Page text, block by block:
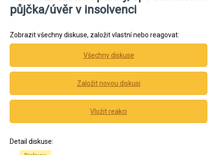
půjčka/úvěr v insolvenci
Zobrazit všechny diskuse, založit vlastní nebo reagovat:
Všechny diskuse
Založit novou diskusi
Vložit reakci
Detail diskuse: